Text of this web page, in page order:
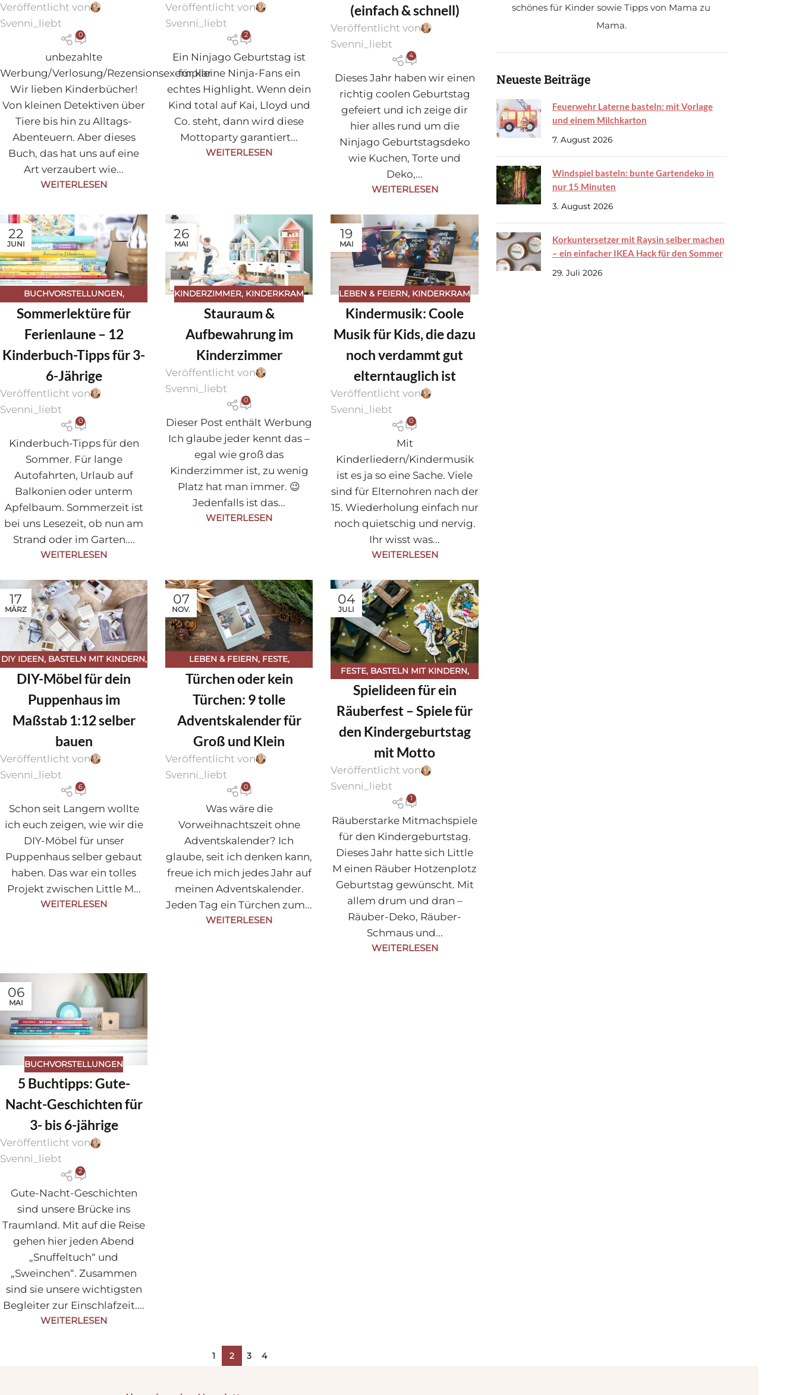
Veröffentlicht von
Svenni_liebt
0
unbezahlte
Werbung/Verlosung/Rezensionsexemplar
Wir lieben Kinderbücher!
Von kleinen Detektiven über
Tiere bis hin zu Alltags-
Abenteuern. Aber dieses
Buch, das hat uns auf eine
Art verzaubert wie...
WEITERLESEN
Veröffentlicht von
Svenni_liebt
2
Ein Ninjago Geburtstag ist
für kleine Ninja-Fans ein
echtes Highlight. Wenn dein
Kind total auf Kai, Lloyd und
Co. steht, dann wird diese
Mottoparty garantiert...
WEITERLESEN
(einfach & schnell)
Veröffentlicht von
Svenni_liebt
4
Dieses Jahr haben wir einen
richtig coolen Geburtstag
gefeiert und ich zeige dir
hier alles rund um die
Ninjago Geburtstagsdeko
wie Kuchen, Torte und
Deko,...
WEITERLESEN
22
JUNI
BUCHVORSTELLUNGEN,
JAHRESZEITEN,SOMMER
Sommerlektüre für
Ferienlaune – 12
Kinderbuch-Tipps für 3-
6-Jährige
Veröffentlicht von
Svenni_liebt
0
Kinderbuch-Tipps für den
Sommer. Für lange
Autofahrten, Urlaub auf
Balkonien oder unterm
Apfelbaum. Sommerzeit ist
bei uns Lesezeit, ob nun am
Strand oder im Garten....
WEITERLESEN
26
MAI
KINDERZIMMER, KINDERKRAM
Stauraum &
Aufbewahrung im
Kinderzimmer
Veröffentlicht von
Svenni_liebt
0
Dieser Post enthält Werbung
Ich glaube jeder kennt das –
egal wie groß das
Kinderzimmer ist, zu wenig
Platz hat man immer. 😉
Jedenfalls ist das...
WEITERLESEN
19
MAI
LEBEN & FEIERN, KINDERKRAM
Kindermusik: Coole
Musik für Kids, die dazu
noch verdammt gut
elterntauglich ist
Veröffentlicht von
Svenni_liebt
0
Mit
Kinderliedern/Kindermusik
ist es ja so eine Sache. Viele
sind für Elternohren nach der
15. Wiederholung einfach nur
noch quietschig und nervig.
Ihr wisst was...
WEITERLESEN
17
MÄRZ
DIY IDEEN, BASTELN MIT KINDERN,
GESCHENKE SELBST GEMACHT
DIY-Möbel für dein
Puppenhaus im
Maßstab 1:12 selber
bauen
Veröffentlicht von
Svenni_liebt
6
Schon seit Langem wollte
ich euch zeigen, wie wir die
DIY-Möbel für unser
Puppenhaus selber gebaut
haben. Das war ein tolles
Projekt zwischen Little M...
WEITERLESEN
07
NOV.
LEBEN & FEIERN, FESTE,
KINDERKRAM WEIHNACHTEN
Türchen oder kein
Türchen: 9 tolle
Adventskalender für
Groß und Klein
Veröffentlicht von
Svenni_liebt
0
Was wäre die
Vorweihnachtszeit ohne
Adventskalender? Ich
glaube, seit ich denken kann,
freue ich mich jedes Jahr auf
meinen Adventskalender.
Jeden Tag ein Türchen zum...
WEITERLESEN
04
JULI
FESTE, BASTELN MIT KINDERN,
KINDERGEBURTSTAG,
Spielideen für ein
Räuberfest – Spiele für
den Kindergeburtstag
mit Motto
Veröffentlicht von
Svenni_liebt
1
Räuberstarke Mitmachspiele
für den Kindergeburtstag.
Dieses Jahr hatte sich Little
M einen Räuber Hotzenplotz
Geburtstag gewünscht. Mit
allem drum und dran –
Räuber-Deko, Räuber-
Schmaus und...
WEITERLESEN
06
MAI
BUCHVORSTELLUNGEN
5 Buchtipps: Gute-
Nacht-Geschichten für
3- bis 6-jährige
Veröffentlicht von
Svenni_liebt
2
Gute-Nacht-Geschichten
sind unsere Brücke ins
Traumland. Mit auf die Reise
gehen hier jeden Abend
„Snuffeltuch“ und
„Sweinchen“. Zusammen
sind sie unsere wichtigsten
Begleiter zur Einschlafzeit....
WEITERLESEN
1 2 3 4
schönes für Kinder sowie Tipps von Mama zu
Mama.
Neueste Beiträge
Feuerwehr Laterne basteln: mit Vorlage
und einem Milchkarton
7. August 2026
Windspiel basteln: bunte Gartendeko in
nur 15 Minuten
3. August 2026
Korkuntersetzer mit Raysin selber machen
– ein einfacher IKEA Hack für den Sommer
29. Juli 2026